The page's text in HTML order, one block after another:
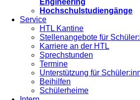
Engineering
Hochschulstudiengänge
Service
HTL Kantine
Stellenangebote für
Karriere an der HTL
Sprechstunden
Termine
Unterstützung für
Beihilfen
Schülerheime